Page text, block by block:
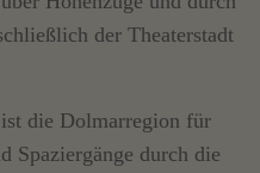
der Theaterstadt
die Dolmarregion für
Spaziergänge durch die